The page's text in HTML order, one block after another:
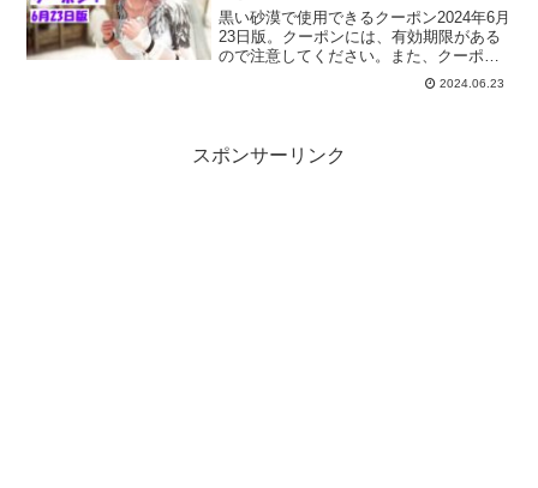
黒い砂漠で使用できるクーポン2024年6月
23日版。クーポンには、有効期限がある
ので注意してください。また、クーポン
を使用しても、ゲーム内に届いてからも
期限のあるものがあるので、ゲーム内に
2024.06.23
スポンサーリンク